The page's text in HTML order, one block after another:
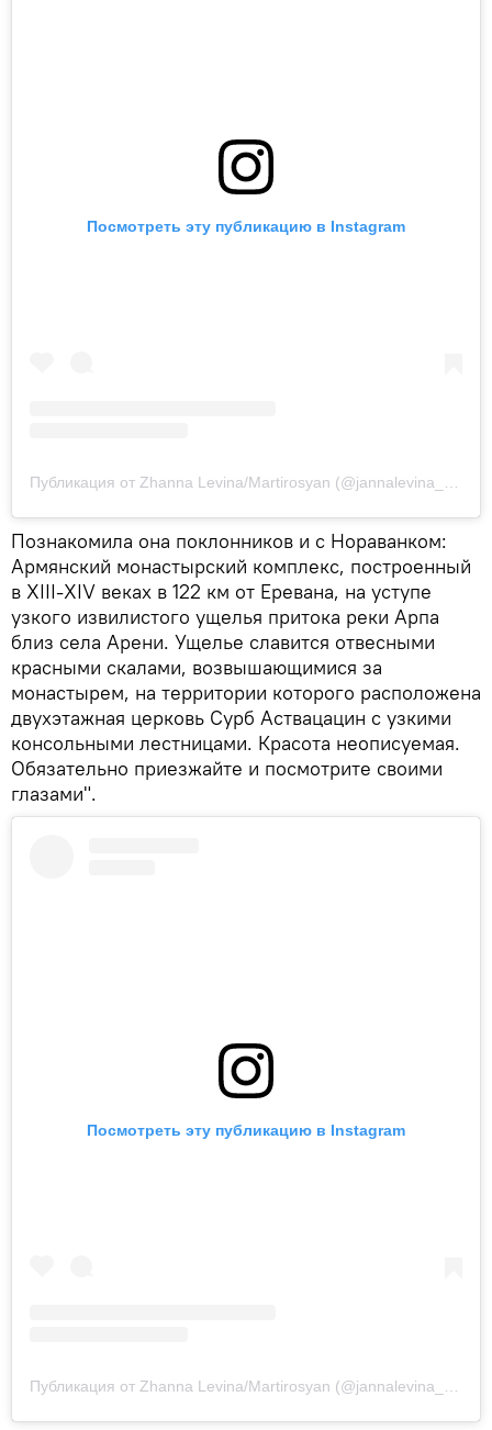
Посмотреть эту публикацию в Instagram
Познакомила она поклонников и с Нораванком:
Армянский монастырский комплекс, построенный
в XIII-XIV веках в 122 км от Еревана, на уступе
узкого извилистого ущелья притока реки Арпа
близ села Арени. Ущелье славится отвесными
красными скалами, возвышающимися за
монастырем, на территории которого расположена
двухэтажная церковь Сурб Аствацацин с узкими
консольными лестницами. Красота неописуемая.
Обязательно приезжайте и посмотрите своими
глазами".
Посмотреть эту публикацию в Instagram